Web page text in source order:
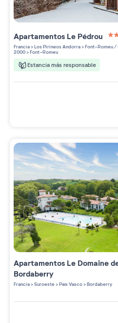
Apartamentos Le Pédrou
3
Francia>Los Pirineos Andorra>Font-Romeu /
2000>Font-Romeu
Estancia más responsable
Apartamentos Le Domaine
Bordaberry
Francia>Suroeste>País Vasco>Bordaberry